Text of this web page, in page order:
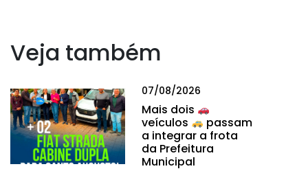
Veja também
07/08/2026
Mais dois
veículos
passam
a integrar a frota
da Prefeitura
Municipal